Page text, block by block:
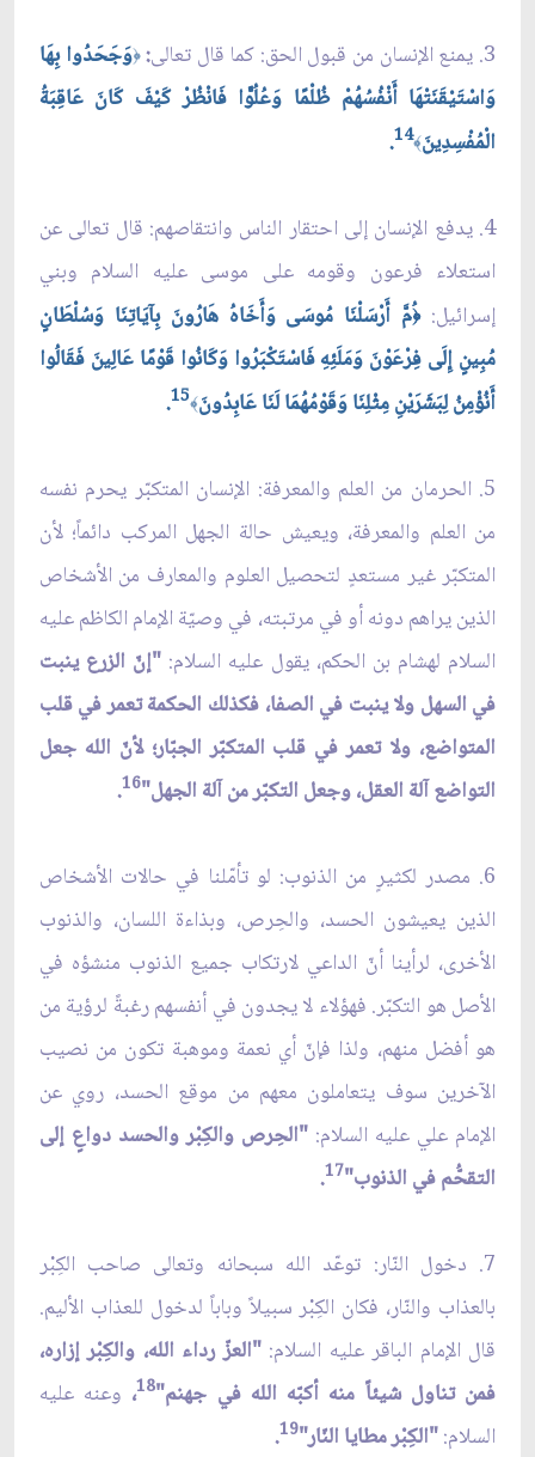
3. يمنع الإنسان من قبول الحق: كما قال تعالى :﴿وَجَحَدُوا بِهَا
وَاسْتَيْقَنَتْهَا أَنْفُسُهُمْ ظُلْمًا وَعُلُوًّا فَانْظُرْ كَيْفَ كَانَ عَاقِبَةُ
الْمُفْسِدِينَ﴾14
.
4. يدفع الإنسان إلى احتقار الناس وانتقاصهم: قال تعالى عن
استعلاء فرعون وقومه على موسى عليه السلام وبني
إسرائيل: ﴿ُمَّ أَرْسَلْنَا مُوسَى وَأَخَاهُ هَارُونَ بِآيَاتِنَا وَسُلْطَانٍ
مُبِينٍ إِلَى فِرْعَوْنَ وَمَلَئِهِ فَاسْتَكْبَرُوا وَكَانُوا قَوْمًا عَالِينَ فَقَالُوا
أَنُؤْمِنُ لِبَشَرَيْنِ مِثْلِنَا وَقَوْمُهُمَا لَنَا عَابِدُونَ﴾15
.
5. الحرمان من العلم والمعرفة: الإنسان المتكبّر يحرم نفسه
من العلم والمعرفة، ويعيش حالة الجهل المركب دائماً؛ لأن
المتكبّر غير مستعدٍ لتحصيل العلوم والمعارف من الأشخاص
الذين يراهم دونه أو في مرتبته، في وصيّة الإمام الكاظم عليه
السلام لهشام بن الحكم، يقول عليه السلام: "إنّ الزرع ينبت
في السهل ولا ينبت في الصفا، فكذلك الحكمة تعمر في قلب
المتواضع، ولا تعمر في قلب المتكبّر الجبّار؛ لأنّ الله جعل
التواضع آلة العقل، وجعل التكبّر من آلة الجهل"16
.
6. مصدر لكثيرٍ من الذنوب: لو تأمّلنا في حالات الأشخاص
الذين يعيشون الحسد، والحِرص، وبذاءة اللسان، والذنوب
الأخرى، لرأينا أنّ الداعي لارتكاب جميع الذنوب منشؤه في
الأصل هو التكبّر. فهؤلاء لا يجدون في أنفسهم رغبةً لرؤية من
هو أفضل منهم، ولذا فإنّ أي نعمة وموهبة تكون من نصيب
الآخرين سوف يتعاملون معهم من موقع الحسد، روي عن
الإمام علي عليه السلام: "الحِرص والكِبْر والحسد دواعٍ إلى
التقحُّم في الذنوب"17
.
7. دخول النّار: توعّد الله سبحانه وتعالى صاحب الكِبْر
بالعذاب والنّار، فكان الكِبْر سبيلاً وباباً لدخول للعذاب الأليم.
قال الإمام الباقر عليه السلام: "العزّ رداء الله، والكِبْر إزاره،
فمن تناول شيئاً منه أكبّه الله في جهنم"18، وعنه عليه
السلام:"الكِبْر مطايا النّار"19
.